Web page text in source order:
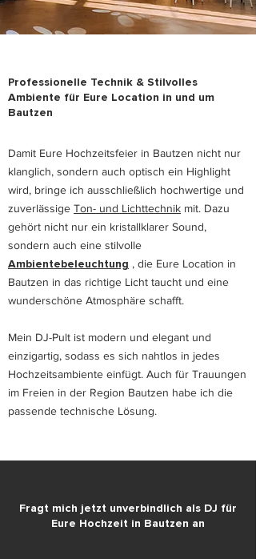
Professionelle Technik & Stilvolles
Ambiente für Eure Location in und um
Bautzen
Damit Eure Hochzeitsfeier in Bautzen nicht nur
klanglich, sondern auch optisch ein Highlight
wird, bringe ich ausschließlich hochwertige und
zuverlässige Ton- und Lichttechnik mit. Dazu
gehört nicht nur ein kristallklarer Sound,
sondern auch eine stilvolle
Ambientebeleuchtung , die Eure Location in
Bautzen in das richtige Licht taucht und eine
wunderschöne Atmosphäre schafft.
Mein DJ-Pult ist modern und elegant und
einzigartig, sodass es sich nahtlos in jedes
Hochzeitsambiente einfügt. Auch für Trauungen
im Freien in der Region Bautzen habe ich die
passende technische Lösung.
Fragt mich jetzt unverbindlich als DJ für
Eure Hochzeit in Bautzen an